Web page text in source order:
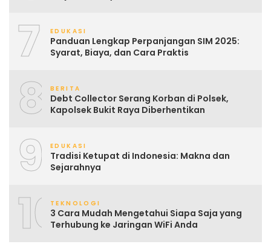
7 EDUKASI
Panduan Lengkap Perpanjangan SIM 2025:
Syarat, Biaya, dan Cara Praktis
8 BERITA
Debt Collector Serang Korban di Polsek,
Kapolsek Bukit Raya Diberhentikan
9 EDUKASI
Tradisi Ketupat di Indonesia: Makna dan
Sejarahnya
10TEKNOLOGI
3 Cara Mudah Mengetahui Siapa Saja yang
Terhubung ke Jaringan WiFi Anda